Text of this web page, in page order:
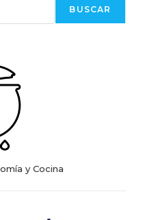
BUSCAR
y Cocina